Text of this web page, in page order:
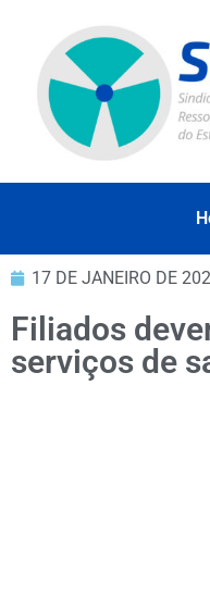
17 DE JANEIRO DE
Filiados
serviços de